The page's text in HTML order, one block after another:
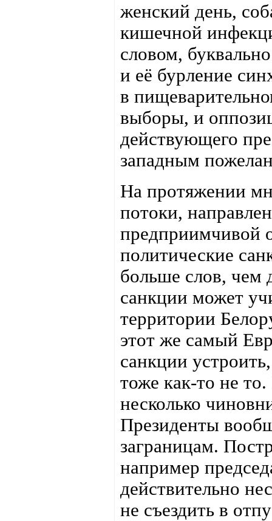
женский день,
кишечной
словом,
и её бурление
в
выборы, и
действующего
западным
На протяжении
потоки,
предприимчивой
политические
больше слов, чем
санкции может
территории
этот же самый
санкции
тоже как-то не
несколько
Президенты
заграницам.
например
действительно
не съездить в